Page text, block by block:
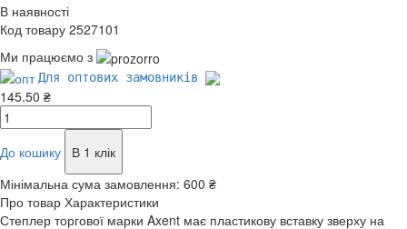
В наявності
Код товару 2527101
Ми працюємо з
Для оптових замовників
145.50 ₴
До кошику
В 1 клік
Мінімальна сума замовлення: 600 ₴
Про товар Характеристики
Степлер торгової марки Axent має пластикову вставку зверху на